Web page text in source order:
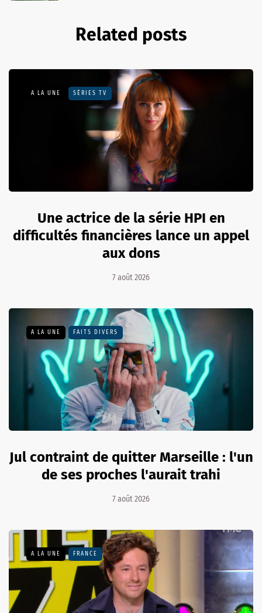
Related posts
A LA UNE SÉRIES TV
Une actrice de la série HPI en
difficultés financières lance un appel
aux dons
7 août 2026
A LA UNE FAITS DIVERS
Jul contraint de quitter Marseille : l'un
de ses proches l'aurait trahi
7 août 2026
A LA UNE FRANCE